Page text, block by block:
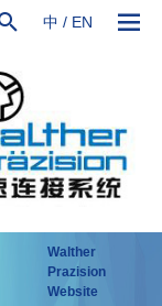
中 / EN
Walther
Prazision
Website